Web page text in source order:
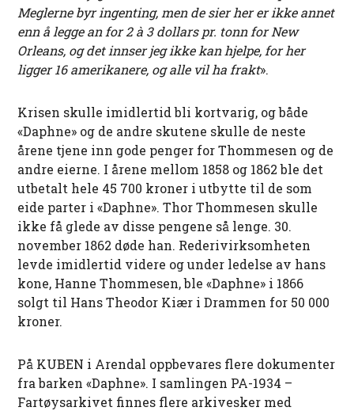
Meglerne byr ingenting, men de sier her er ikke annet
enn å legge an for 2 à 3 dollars pr. tonn for New
Orleans, og det innser jeg ikke kan hjelpe, for her
ligger 16 amerikanere, og alle vil ha frakt».
Krisen skulle imidlertid bli kortvarig, og både
«Daphne» og de andre skutene skulle de neste
årene tjene inn gode penger for Thommesen og de
andre eierne. I årene mellom 1858 og 1862 ble det
utbetalt hele 45 700 kroner i utbytte til de som
eide parter i «Daphne». Thor Thommesen skulle
ikke få glede av disse pengene så lenge. 30.
november 1862 døde han. Rederivirksomheten
levde imidlertid videre og under ledelse av hans
kone, Hanne Thommesen, ble «Daphne» i 1866
solgt til Hans Theodor Kiær i Drammen for 50 000
kroner.
På KUBEN i Arendal oppbevares flere dokumenter
fra barken «Daphne». I samlingen PA-1934 –
Fartøysarkivet finnes flere arkivesker med